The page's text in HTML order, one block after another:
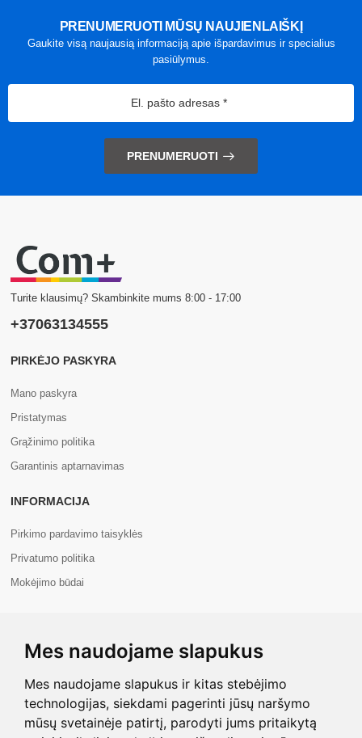
Mes naudojame slapukus
Mes naudojame slapukus ir kitas stebėjimo
technologijas, siekdami pagerinti jūsų naršymo
mūsų svetainėje patirtį, parodyti jums pritaikytą
PRENUMERUOTI MŪSŲ NAUJIENLAIŠKĮ
Gaukite visą naujausią informaciją apie išpardavimus ir specialius
pasiūlymus.
PRENUMERUOTI
Turite klausimų? Skambinkite mums 8:00 - 17:00
+37063134555
PIRKĖJO PASKYRA
Mano paskyra
Pristatymas
Grąžinimo politika
Garantinis aptarnavimas
INFORMACIJA
Pirkimo pardavimo taisyklės
Privatumo politika
Mokėjimo būdai
Apie mus